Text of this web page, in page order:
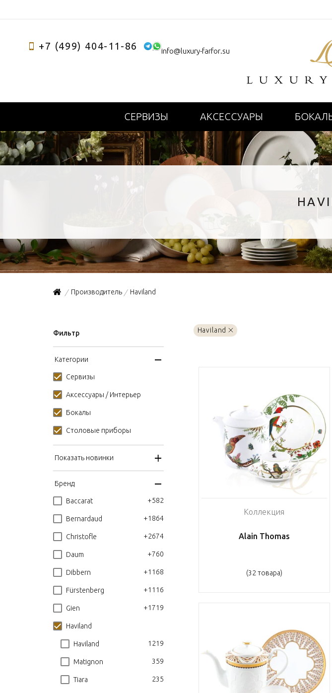
+7 (499) 404-11-86 info@luxury-farfor.su
СЕРВИЗЫ АКСЕССУАРЫ
/ Производитель / Haviland
Фильтр
Категории
Сервизы
Аксессуары / Интерьер
Бокалы
Столовые приборы
Показать новинки
Бренд
Baccarat +582
Bernardaud +1864
Christofle +2674
Daum +760
Dibbern +1168
Fürstenberg +1116
Gien +1719
Haviland
Haviland 1219
Matignon 359
Tiara 235
Haviland
Коллекция
Alain Thomas
(32 товара)